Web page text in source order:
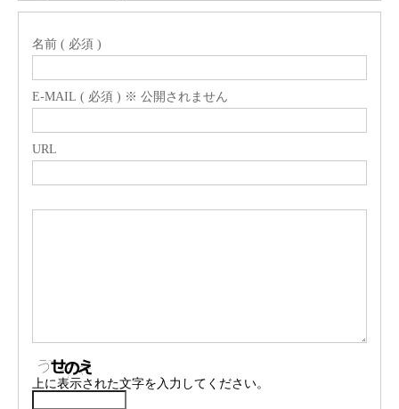
名前 ( 必須 )
E-MAIL ( 必須 ) ※ 公開されません
URL
上に表示された文字を入力してください。